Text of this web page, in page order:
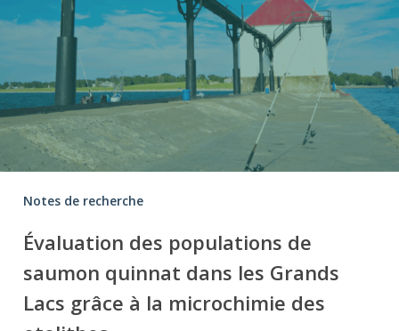
Notes de recherche
Évaluation des populations de
saumon quinnat dans les Grands
Lacs grâce à la microchimie des